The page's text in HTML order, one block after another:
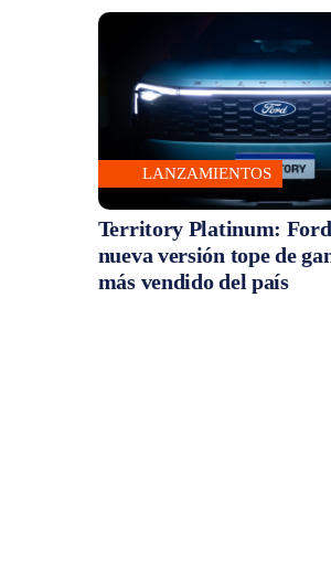
LANZAMIENTOS
Territory Platinum:
nueva versión tope de
más vendido del país